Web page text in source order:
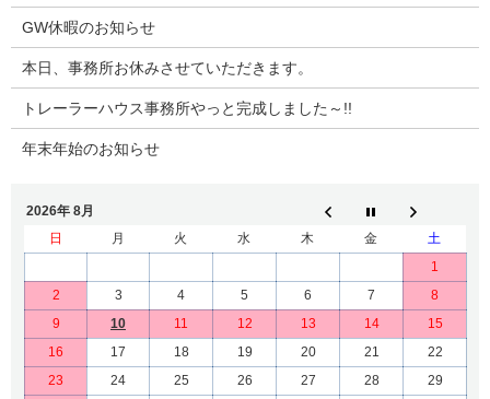
GW休暇のお知らせ
本日、事務所お休みさせていただきます。
トレーラーハウス事務所やっと完成しました～!!
年末年始のお知らせ
2026年 8月
日
月 火 水 木 金
土
1
2
3 4 5 6 7
8
9
10 11 12 13 14
15
16
17 18 19 20 21
22
23
24 25 26 27 28 29